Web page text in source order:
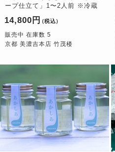
ープ仕立て」1〜2人前 ※冷蔵
14,800円 （税込）
販売中 在庫数 5
京都 美濃吉本店 竹茂楼